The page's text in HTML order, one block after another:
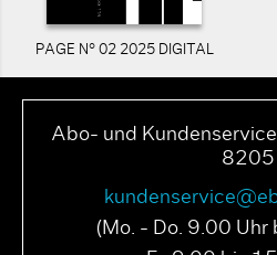
PAGE N° 02 2025 DIGITAL
Abo- und
8205
(Mo. - Do. 9.00 Uhr